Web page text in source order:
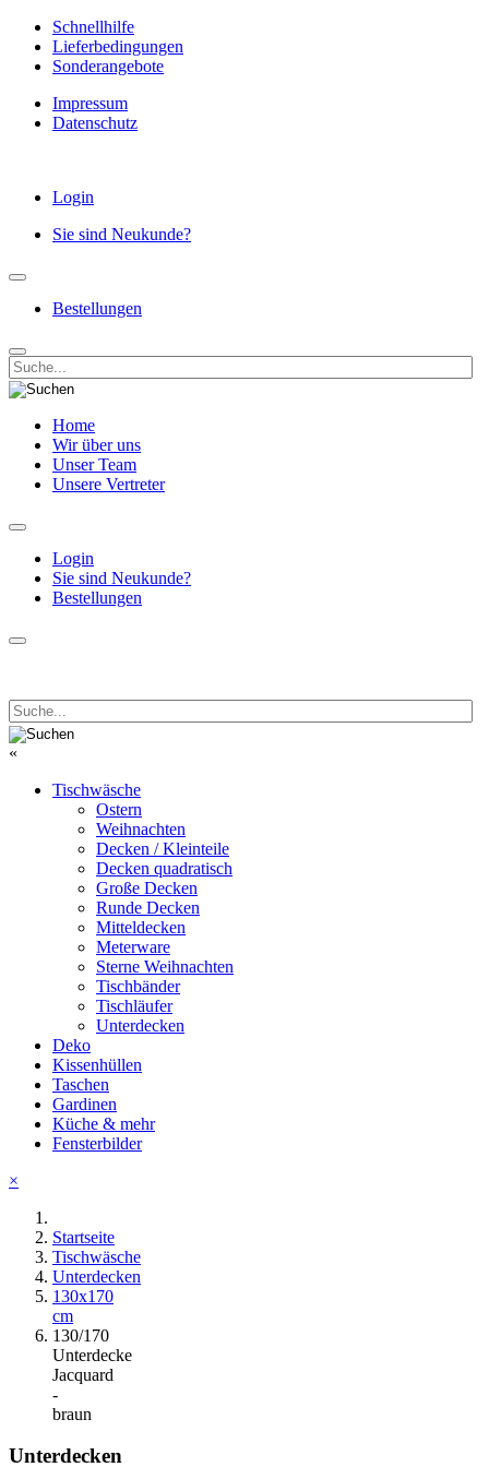
Schnellhilfe
Lieferbedingungen
Sonderangebote
Impressum
Datenschutz
Login
Sie sind Neukunde?
Bestellungen
Home
Wir über uns
Unser Team
Unsere Vertreter
Login
Sie sind Neukunde?
Bestellungen
«
Tischwäsche
Ostern
Weihnachten
Decken / Kleinteile
Decken quadratisch
Große Decken
Runde Decken
Mitteldecken
Meterware
Sterne Weihnachten
Tischbänder
Tischläufer
Unterdecken
Deko
Kissenhüllen
Taschen
Gardinen
Küche & mehr
Fensterbilder
×
Startseite
Tischwäsche
Unterdecken
130x170
cm
130/170
Unterdecke
Jacquard
-
braun
Unterdecken